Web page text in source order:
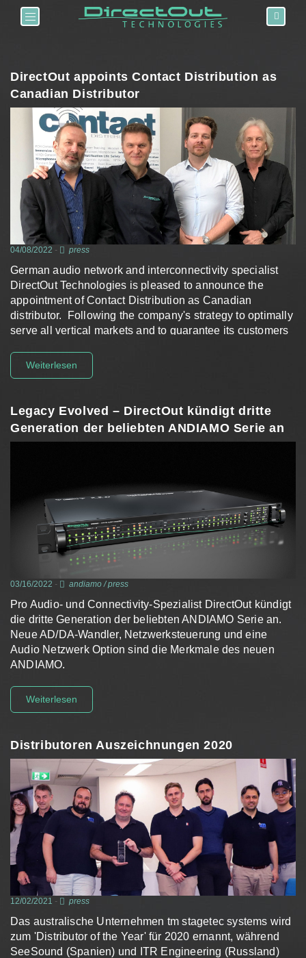
Toggle navigation
DirectOut appoints Contact Distribution as
Canadian Distributor
04/08/2022 - press
German audio network and interconnectivity specialist
DirectOut Technologies is pleased to announce the
appointment of Contact Distribution as Canadian
distributor. Following the company's strategy to optimally
serve all vertical markets and to guarantee its customers
Weiterlesen
Legacy Evolved – DirectOut kündigt dritte
Generation der beliebten ANDIAMO Serie an
03/16/2022 - andiamo/press
Pro Audio- und Connectivity-Spezialist DirectOut kündigt
die dritte Generation der beliebten ANDIAMO Serie an.
Neue AD/DA-Wandler, Netzwerksteuerung und eine
Audio Netzwerk Option sind die Merkmale des neuen
ANDIAMO.
Weiterlesen
Distributoren Auszeichnungen 2020
12/02/2021 - press
Das australische Unternehmen tm stagetec systems wird
zum 'Distributor of the Year' für 2020 ernannt, während
SeeSound (Spanien) und ITR Engineering (Russland)